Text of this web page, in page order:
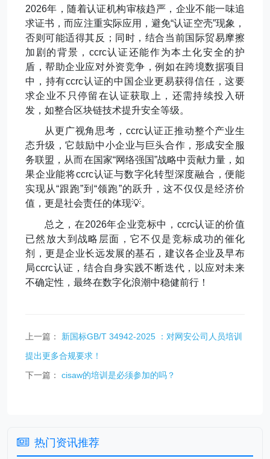
2026年，随着认证机构审核趋严，企业不能一味追
求证书，而应注重实际应用，避免“认证空壳”现象，
否则可能适得其反；同时，结合当前国际贸易摩擦
加剧的背景， ccrc认证还能作为本土化安全的护
盾，帮助企业应对外资竞争，例如在跨境数据项目
中，持有ccrc认证的中国企业更易获得信任，这要
求企业不只停留在认证获取上，还需持续投入研
发，如整合区块链技术提升安全等级。
从更广视角思考， ccrc认证正推动整个产业生
态升级，它鼓励中小企业与巨头合作，形成安全服
务联盟，从而在国家“网络强国”战略中贡献力量，如
果企业能将ccrc认证与数字化转型深度融合，便能
实现从“跟跑”到“领跑”的跃升，这不仅仅是经济价
值，更是社会责任的体现💡。
总之，在2026年企业竞标中， ccrc认证的价值
已然放大到战略层面，它不仅是竞标成功的催化
剂，更是企业长远发展的基石，建议各企业及早布
局ccrc认证，结合自身实践不断迭代，以应对未来
不确定性，最终在数字化浪潮中稳健前行！
上一篇：
新国标GB/T 34942-2025 ：对网安公司人员培训
提出更多合规要求！
下一篇：
cisaw的培训是必须参加的吗？
热门资讯推荐